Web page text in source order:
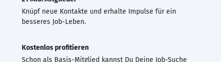
Knüpf neue Kontakte und erhalte Impulse für ein
besseres Job-Leben.
Kostenlos profitieren
Schon als Basis-Mitglied kannst Du Deine Job-Suche